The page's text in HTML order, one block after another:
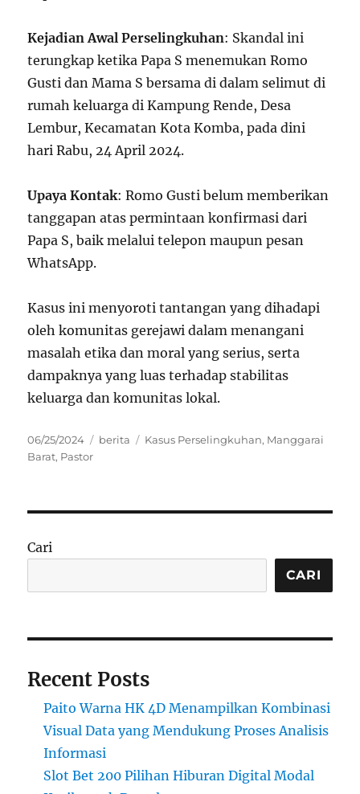
Kejadian Awal Perselingkuhan: Skandal ini
terungkap ketika Papa S menemukan Romo
Gusti dan Mama S bersama di dalam selimut di
rumah keluarga di Kampung Rende, Desa
Lembur, Kecamatan Kota Komba, pada dini
hari Rabu, 24 April 2024.
Upaya Kontak: Romo Gusti belum memberikan
tanggapan atas permintaan konfirmasi dari
Papa S, baik melalui telepon maupun pesan
WhatsApp.
Kasus ini menyoroti tantangan yang dihadapi
oleh komunitas gerejawi dalam menangani
masalah etika dan moral yang serius, serta
dampaknya yang luas terhadap stabilitas
keluarga dan komunitas lokal.
Posted
on
06/25/2024 Categories
berita Tags
Kasus Perselingkuhan, Manggarai
Barat, Pastor
Cari
CARI
Recent Posts
Paito Warna HK 4D Menampilkan Kombinasi
Visual Data yang Mendukung Proses Analisis
Informasi
Slot Bet 200 Pilihan Hiburan Digital Modal